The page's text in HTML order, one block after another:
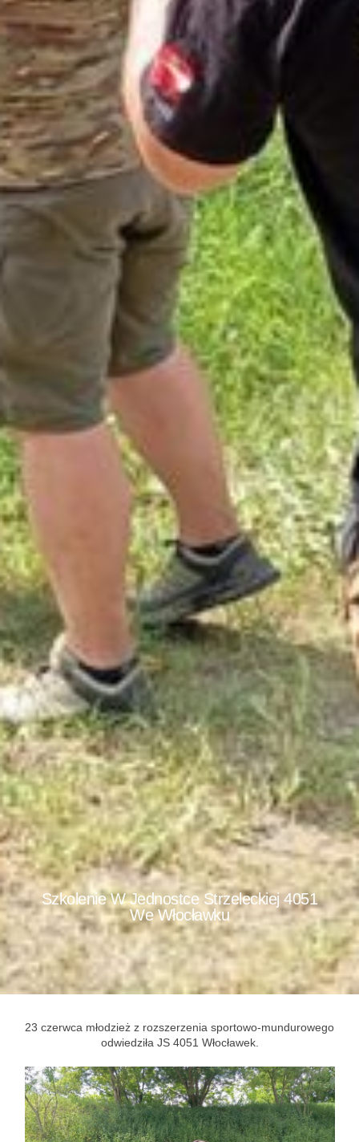
Szkolenie W Jednostce Strzeleckiej 4051
We Włocławku
23 czerwca młodzież z rozszerzenia sportowo-mundurowego
odwiedziła JS 4051 Włocławek.